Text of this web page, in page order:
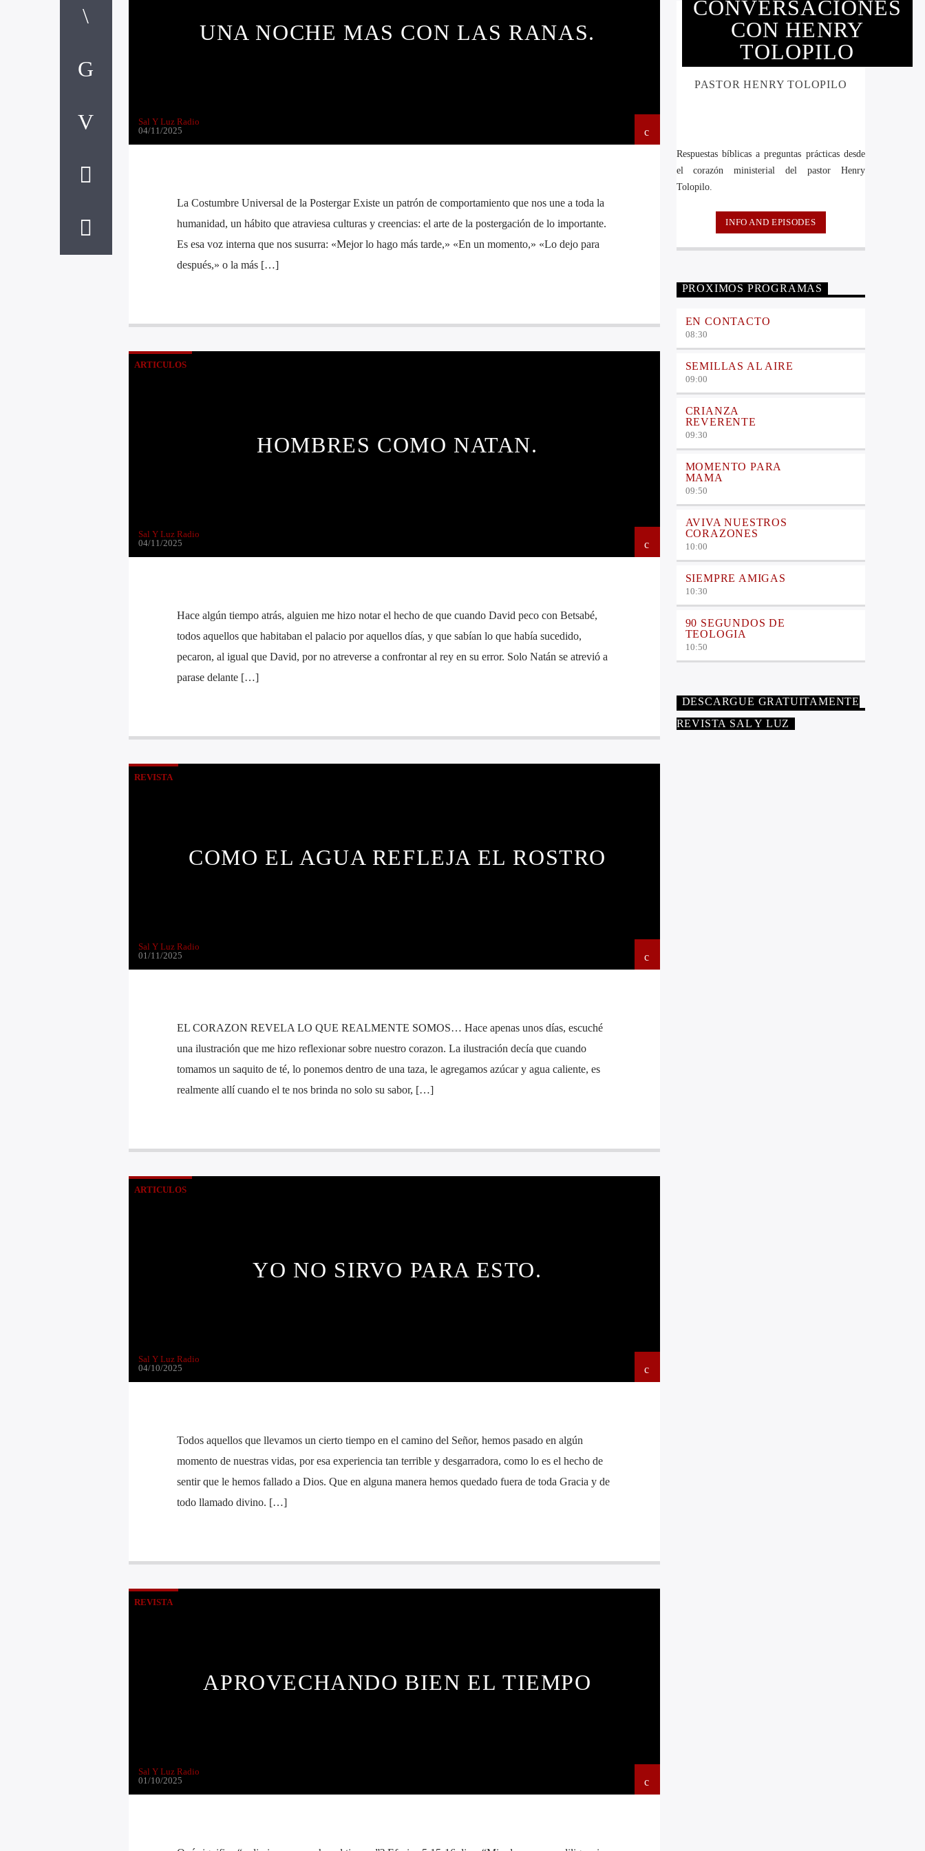
UNA NOCHE MAS CON LAS RANAS.
Sal Y Luz Radio
04/11/2025
La Costumbre Universal de la Postergar Existe un patrón de comportamiento que nos une a toda la
humanidad, un hábito que atraviesa culturas y creencias: el arte de la postergación de lo importante.
Es esa voz interna que nos susurra: «Mejor lo hago más tarde,» «En un momento,» «Lo dejo para
después,» o la más […]
ARTICULOS
HOMBRES COMO NATAN.
Sal Y Luz Radio
04/11/2025
Hace algún tiempo atrás, alguien me hizo notar el hecho de que cuando David peco con Betsabé,
todos aquellos que habitaban el palacio por aquellos días, y que sabían lo que había sucedido,
pecaron, al igual que David, por no atreverse a confrontar al rey en su error. Solo Natán se atrevió a
parase delante […]
REVISTA
COMO EL AGUA REFLEJA EL ROSTRO
Sal Y Luz Radio
01/11/2025
EL CORAZON REVELA LO QUE REALMENTE SOMOS… Hace apenas unos días, escuché
una ilustración que me hizo reflexionar sobre nuestro corazon. La ilustración decía que cuando
tomamos un saquito de té, lo ponemos dentro de una taza, le agregamos azúcar y agua caliente, es
realmente allí cuando el te nos brinda no solo su sabor, […]
ARTICULOS
YO NO SIRVO PARA ESTO.
Sal Y Luz Radio
04/10/2025
Todos aquellos que llevamos un cierto tiempo en el camino del Señor, hemos pasado en algún
momento de nuestras vidas, por esa experiencia tan terrible y desgarradora, como lo es el hecho de
sentir que le hemos fallado a Dios. Que en alguna manera hemos quedado fuera de toda Gracia y de
todo llamado divino. […]
REVISTA
APROVECHANDO BIEN EL TIEMPO
Sal Y Luz Radio
01/10/2025
CONVERSACIONES
CON HENRY
TOLOPILO
PASTOR HENRY TOLOPILO
Respuestas bíblicas a preguntas prácticas desde
el corazón ministerial del pastor Henry
Tolopilo.
INFO AND EPISODES
PROXIMOS PROGRAMAS
EN CONTACTO
08:30
SEMILLAS AL AIRE
09:00
CRIANZA
REVERENTE
09:30
MOMENTO PARA
MAMA
09:50
AVIVA NUESTROS
CORAZONES
10:00
SIEMPRE AMIGAS
10:30
90 SEGUNDOS DE
TEOLOGIA
10:50
DESCARGUE GRATUITAMENTE
REVISTA SAL Y LUZ